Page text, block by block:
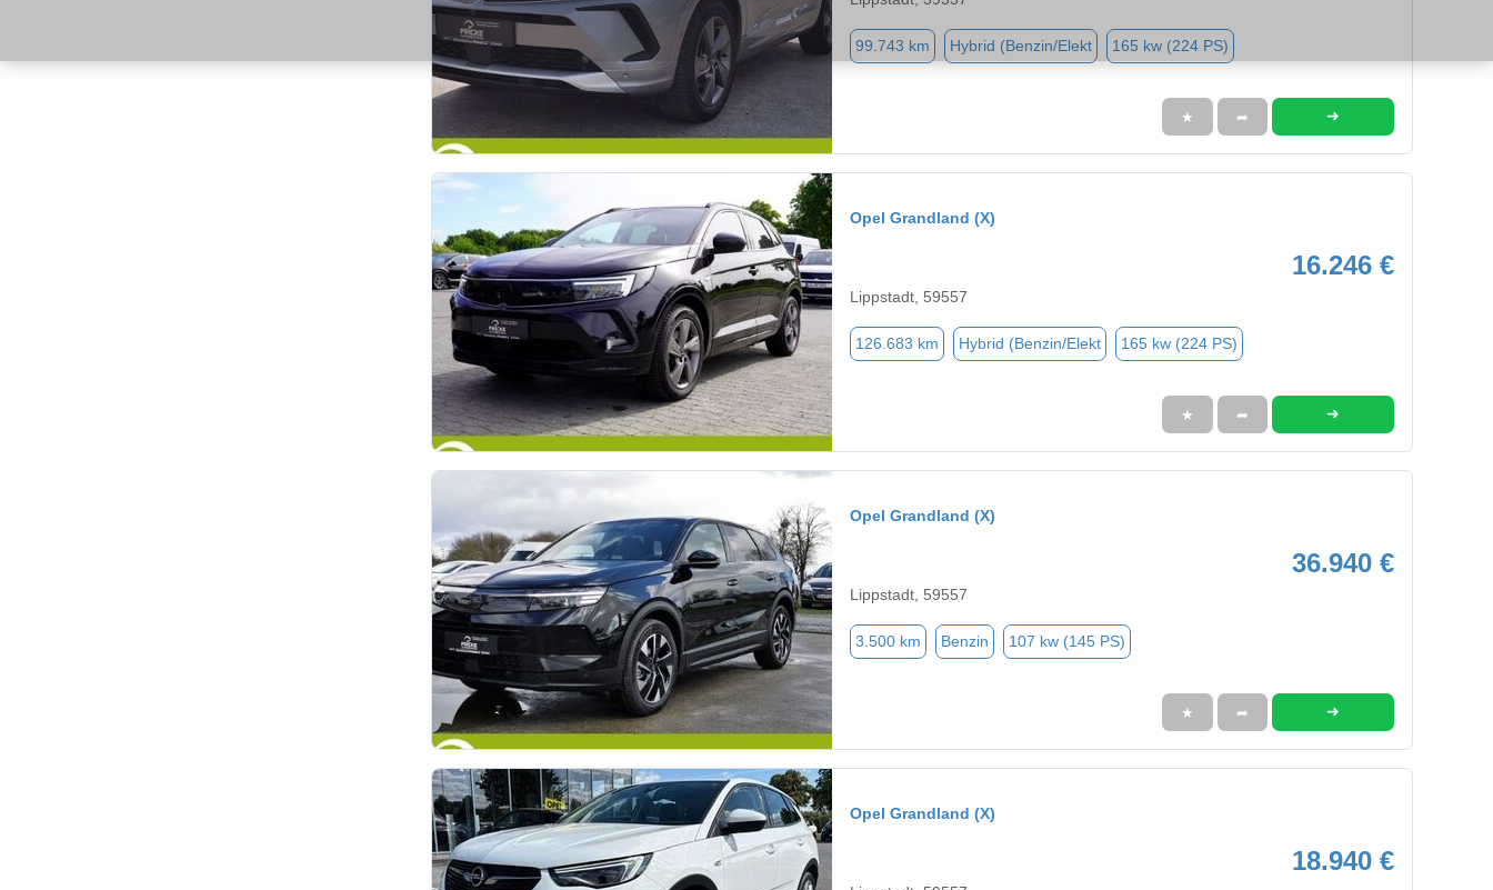
99.743 km Hybrid (Benzin/Elekt 165 kw (224 PS)
★ ➦ ➜
Opel Grandland (X)
16.246 €
Lippstadt, 59557
126.683 km Hybrid (Benzin/Elekt 165 kw (224 PS)
★ ➦ ➜
Opel Grandland (X)
36.940 €
Lippstadt, 59557
3.500 km Benzin 107 kw (145 PS)
★ ➦ ➜
Opel Grandland (X)
18.940 €